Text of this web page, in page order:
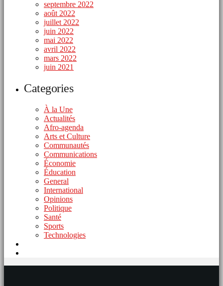
septembre 2022
août 2022
juillet 2022
juin 2022
mai 2022
avril 2022
mars 2022
juin 2021
Categories
À la Une
Actualités
Afro-agenda
Arts et Culture
Communautés
Communications
Économie
Éducation
General
International
Opinions
Politique
Santé
Sports
Technologies